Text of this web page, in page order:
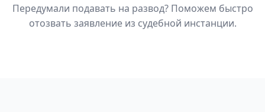
Передумали подавать на развод? Поможем быстро
отозвать заявление из судебной инстанции.